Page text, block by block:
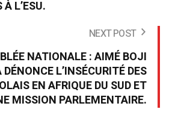
L’ESU.
NEXT POST
NATIONALE : AIMÉ BOJI
L’INSÉCURITÉ DES
EN AFRIQUE DU SUD ET
MISSION PARLEMENTAIRE.